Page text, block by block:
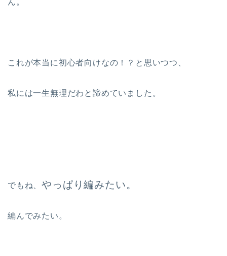
これが本当に初心者向けなの！？と思いつつ、
私には一生無理だわと諦めていました。
でもね、やっぱり編みたい。
編んでみたい。